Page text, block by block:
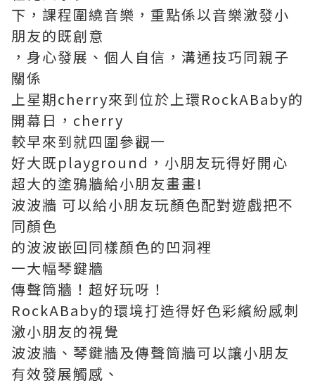
下，課程圍繞音樂，重點係以音樂激發小
朋友的既創意
，身心發展、個人自信，溝通技巧同親子
關係
上星期cherry來到位於上環RockABaby的
開幕日，cherry
較早來到就四圍參觀一
好大既playground，小朋友玩得好開心
超大的塗鴉牆給小朋友畫畫!
波波牆 可以給小朋友玩顏色配對遊戲把不
同顏色
的波波嵌回同樣顏色的凹洞裡
一大幅琴鍵牆
傳聲筒牆！超好玩呀！
RockABaby的環境打造得好色彩繽紛感刺
激小朋友的視覺
波波牆、琴鍵牆及傳聲筒牆可以讓小朋友
有效發展觸感、